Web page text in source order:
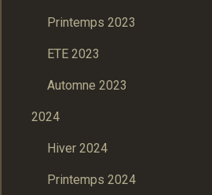
Printemps 2023
ETE 2023
Automne 2023
2024
Hiver 2024
Printemps 2024